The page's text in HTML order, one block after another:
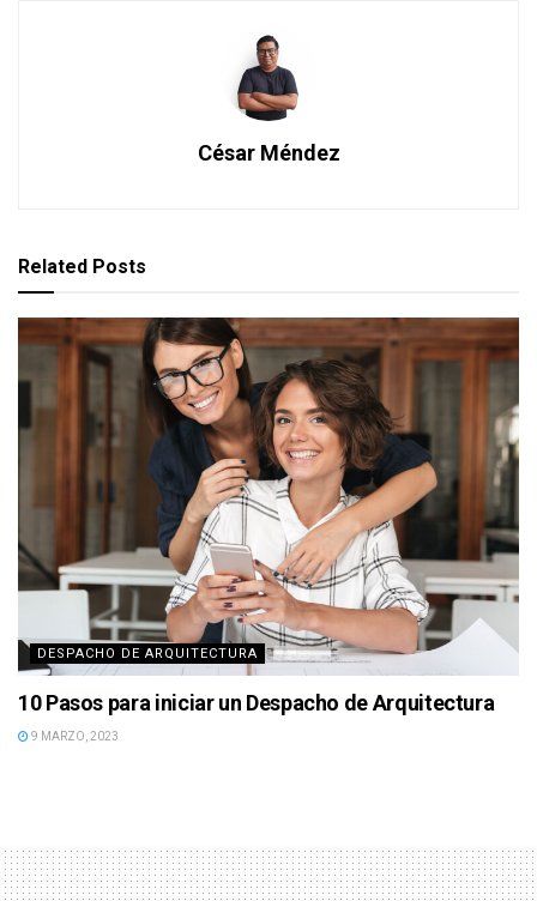
César Méndez
Related Posts
DESPACHO DE ARQUITECTURA
10 Pasos para iniciar un Despacho de Arquitectura
9 MARZO, 2023